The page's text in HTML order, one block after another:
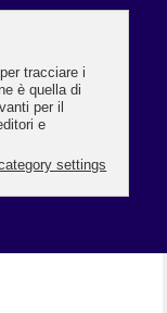
mensili una
a chi elabora
punto essere
procedure Paghe.
i fogli presenza
non attraverso un
fogli presenze